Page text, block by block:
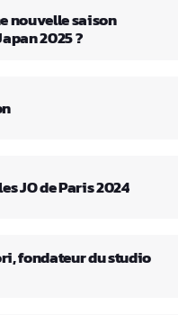
nouvelle saison
2025 ?
JO de Paris 2024
fondateur du studio